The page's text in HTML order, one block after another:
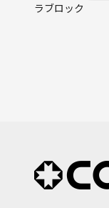
ラブロック